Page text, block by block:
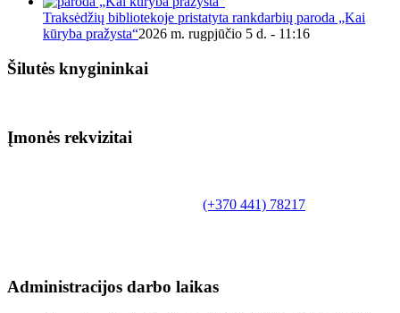
Traksėdžių bibliotekoje pristatyta rankdarbių paroda „Kai
kūryba pražysta“2026 m. rugpjūčio 5 d. - 11:16
Šilutės knygininkai
Įmonės rekvizitai
(+370 441) 78217
Administracijos darbo laikas